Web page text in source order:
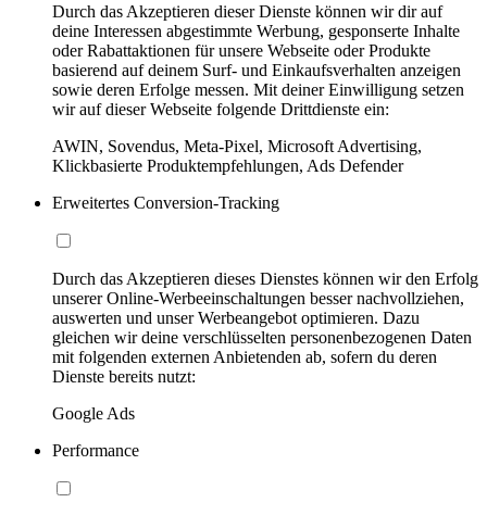
Durch das Akzeptieren dieser Dienste können wir dir auf
deine Interessen abgestimmte Werbung, gesponserte Inhalte
oder Rabattaktionen für unsere Webseite oder Produkte
basierend auf deinem Surf- und Einkaufsverhalten anzeigen
sowie deren Erfolge messen. Mit deiner Einwilligung setzen
wir auf dieser Webseite folgende Drittdienste ein:
AWIN, Sovendus, Meta-Pixel, Microsoft Advertising,
Klickbasierte Produktempfehlungen, Ads Defender
Erweitertes Conversion-Tracking
Durch das Akzeptieren dieses Dienstes können wir den Erfolg
unserer Online-Werbeeinschaltungen besser nachvollziehen,
auswerten und unser Werbeangebot optimieren. Dazu
gleichen wir deine verschlüsselten personenbezogenen Daten
mit folgenden externen Anbietenden ab, sofern du deren
Dienste bereits nutzt:
Google Ads
Performance